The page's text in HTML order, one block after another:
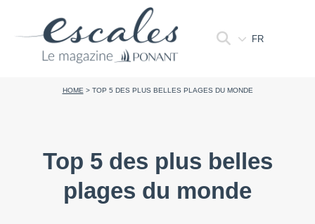
FR
HOME > TOP 5 DES PLUS BELLES PLAGES DU MONDE
Top 5 des plus belles
plages du monde